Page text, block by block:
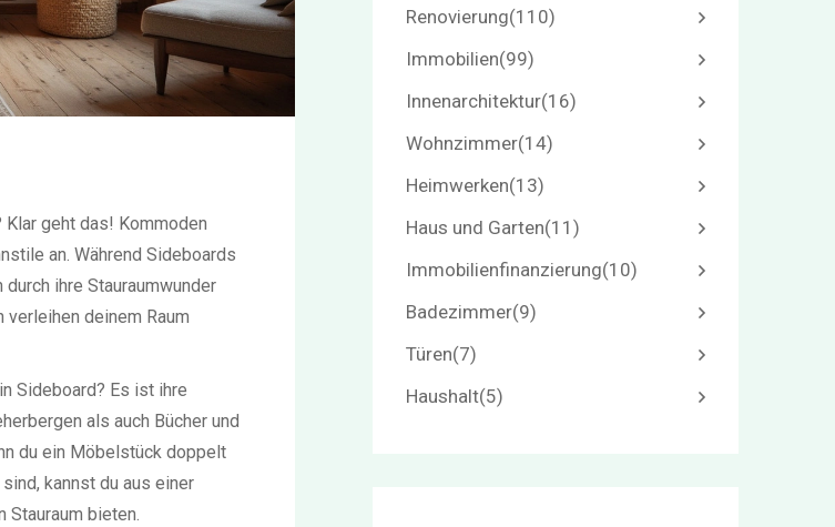
geht das! Kommoden
an. Während Sideboards
ihre Stauraumwunder
deinem Raum
Sideboard? Es ist ihre
als auch Bücher und
du ein Möbelstück doppelt
kannst du aus einer
Stauraum bieten.
Renovierung(110)
Immobilien(99)
Innenarchitektur(16)
Wohnzimmer(14)
Heimwerken(13)
Haus und Garten(11)
Immobilienfinanzierung(10)
Badezimmer(9)
Türen(7)
Haushalt(5)